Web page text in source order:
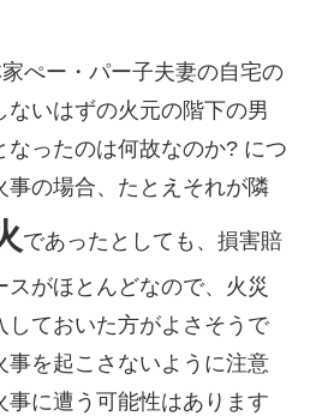
ぺー・パー子夫妻の自宅の
ないはずの火元の階下の男
なったのは何故なのか? につ
事の場合、たとえそれが隣
であったとしても、損害賠
がほとんどなので、火災
しておいた方がよさそうで
事を起こさないように注意
事に遭う可能性はあります